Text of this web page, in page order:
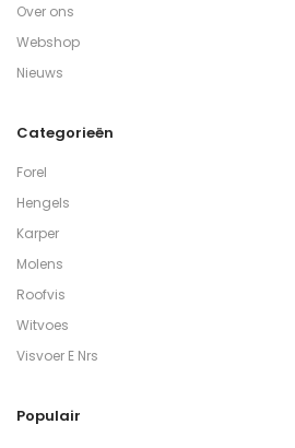
Over ons
Webshop
Nieuws
Categorieën
Forel
Hengels
Karper
Molens
Roofvis
Witvoes
Visvoer E Nrs
Populair